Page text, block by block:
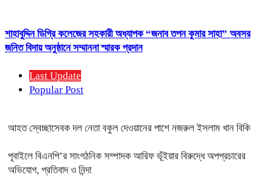
শাহাবুদ্দিন ডিগ্রি কলেজের সহকারী অধ্যাপক “জনাব তপন কুমার সাহা” অবসর
জনিত বিদায় অনুষ্ঠানে সম্মাননা স্মারক প্রদান
Last Update
Popular Post
আহত স্বেচ্ছাসেবক দল নেতা বকুল দেওয়ানের পাশে নজরুল ইসলাম খান বিকি
পূবাইলে বিএনপি’র সাংগঠনিক সম্পাদক আরিফ ভূঁইয়ার বিরুদ্ধে অপপ্রচারের
অভিযোগ, প্রতিবাদ ও নিন্দা